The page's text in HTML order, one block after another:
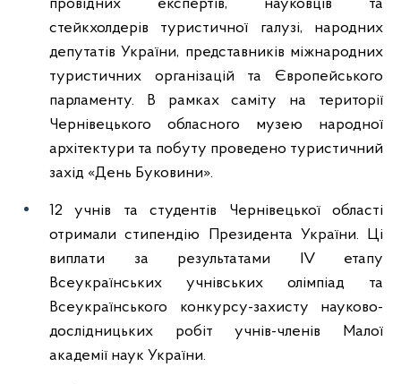
провідних експертів, науковців та
стейкхолдерів туристичної галузі, народних
депутатів України, представників міжнародних
туристичних організацій та Європейського
парламенту. В рамках саміту на території
Чернівецького обласного музею народної
архітектури та побуту проведено туристичний
захід «День Буковини».
12 учнів та студентів Чернівецької області
отримали стипендію Президента України. Ці
виплати за результатами IV етапу
Всеукраїнських учнівських олімпіад та
Всеукраїнського конкурсу-захисту науково-
дослідницьких робіт учнів-членів Малої
академії наук України.